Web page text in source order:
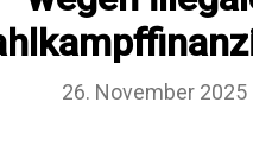
26. November 2025